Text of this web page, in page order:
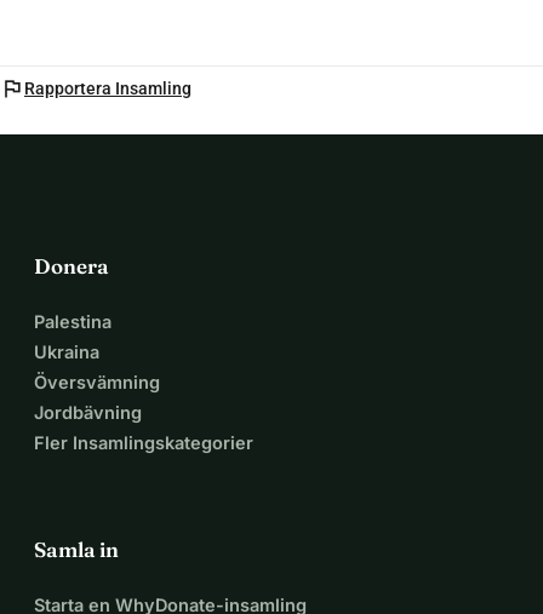
flag Rapportera Insamling
Donera
Palestina
Ukraina
Översvämning
Jordbävning
Fler Insamlingskategorier
Samla in
Starta en WhyDonate-insamling